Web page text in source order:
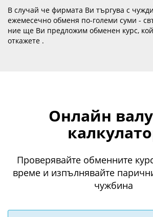
В случай че фирмата Ви търгува с
ежемесечно обменя по-големи суми -
ние ще Ви предложим обменен курс,
откажете .
Онлайн
Проверявайте обменните
време и изпълнявайте
чужбина